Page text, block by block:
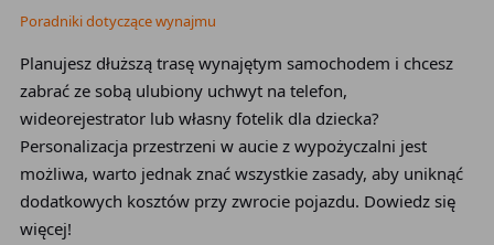
Poradniki dotyczące wynajmu
Planujesz dłuższą trasę wynajętym samochodem i chcesz
zabrać ze sobą ulubiony uchwyt na telefon,
wideorejestrator lub własny fotelik dla dziecka?
Personalizacja przestrzeni w aucie z wypożyczalni jest
możliwa, warto jednak znać wszystkie zasady, aby uniknąć
dodatkowych kosztów przy zwrocie pojazdu. Dowiedz się
więcej!